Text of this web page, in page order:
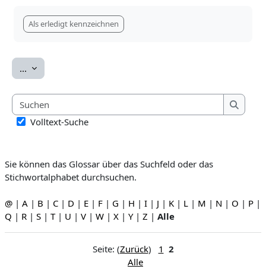
Als erledigt kennzeichnen
... Einträge exportieren
Suchen
Suchen
Volltext-Suche
Sie können das Glossar über das Suchfeld oder das
Stichwortalphabet durchsuchen.
@ | A | B | C | D | E | F | G | H | I | J | K | L | M | N | O | P |
Q | R | S | T| U | V | W | X | Y| Z | Alle
Seite: (Zurück) 1 2
Alle